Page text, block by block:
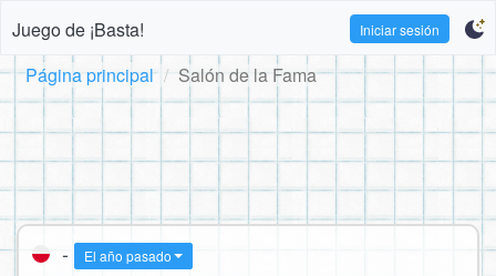
Juego de ¡Basta! Iniciar sesión
Página principal Salón de la Fama
- El año pasado